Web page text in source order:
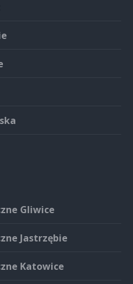
Gliwice
Jastrzębie
Katowice